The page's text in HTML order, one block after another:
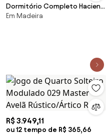
Dormitório Completo Hacienda
Domus Móveis
Em Madeira
R$ 3.949,11
ou 12 tempo de R$ 365,66